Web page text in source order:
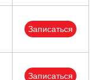
Записаться
Записаться